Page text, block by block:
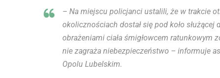
– Na miejscu policjanci ustalili, że w trakcie
okolicznościach dostał się pod koło
obrażeniami ciała śmigłowcem ratunkowym
nie zagraża niebezpieczeństwo – informuje
Opolu Lubelskim.